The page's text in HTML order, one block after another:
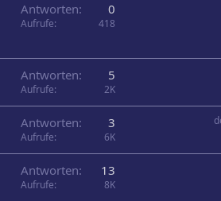
Antworten 0
Aufrufe 418
Antworten 5
Aufrufe 2K
Antworten 3
Aufrufe 6K
Antworten 13
Aufrufe 8K